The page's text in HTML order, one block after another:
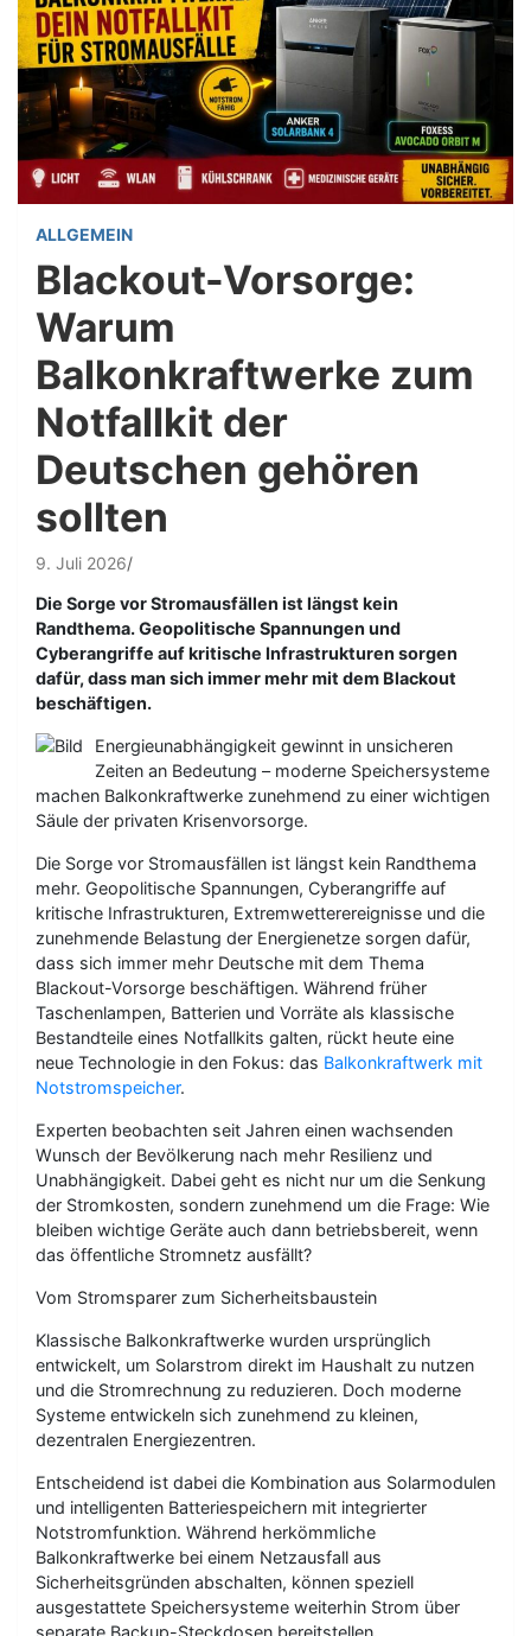
ALLGEMEIN
Blackout-Vorsorge:
Warum
Balkonkraftwerke zum
Notfallkit der
Deutschen gehören
sollten
9. Juli 2026
Die Sorge vor Stromausfällen ist längst kein
Randthema. Geopolitische Spannungen und
Cyberangriffe auf kritische Infrastrukturen sorgen
dafür, dass man sich immer mehr mit dem Blackout
beschäftigen.
Energieunabhängigkeit gewinnt in unsicheren
Zeiten an Bedeutung – moderne Speichersysteme
machen Balkonkraftwerke zunehmend zu einer wichtigen
Säule der privaten Krisenvorsorge.
Die Sorge vor Stromausfällen ist längst kein Randthema
mehr. Geopolitische Spannungen, Cyberangriffe auf
kritische Infrastrukturen, Extremwetterereignisse und die
zunehmende Belastung der Energienetze sorgen dafür,
dass sich immer mehr Deutsche mit dem Thema
Blackout-Vorsorge beschäftigen. Während früher
Taschenlampen, Batterien und Vorräte als klassische
Bestandteile eines Notfallkits galten, rückt heute eine
neue Technologie in den Fokus: das Balkonkraftwerk mit
Notstromspeicher.
Experten beobachten seit Jahren einen wachsenden
Wunsch der Bevölkerung nach mehr Resilienz und
Unabhängigkeit. Dabei geht es nicht nur um die Senkung
der Stromkosten, sondern zunehmend um die Frage: Wie
bleiben wichtige Geräte auch dann betriebsbereit, wenn
das öffentliche Stromnetz ausfällt?
Vom Stromsparer zum Sicherheitsbaustein
Klassische Balkonkraftwerke wurden ursprünglich
entwickelt, um Solarstrom direkt im Haushalt zu nutzen
und die Stromrechnung zu reduzieren. Doch moderne
Systeme entwickeln sich zunehmend zu kleinen,
dezentralen Energiezentren.
Entscheidend ist dabei die Kombination aus Solarmodulen
und intelligenten Batteriespeichern mit integrierter
Notstromfunktion. Während herkömmliche
Balkonkraftwerke bei einem Netzausfall aus
Sicherheitsgründen abschalten, können speziell
ausgestattete Speichersysteme weiterhin Strom über
separate Backup-Steckdosen bereitstellen.